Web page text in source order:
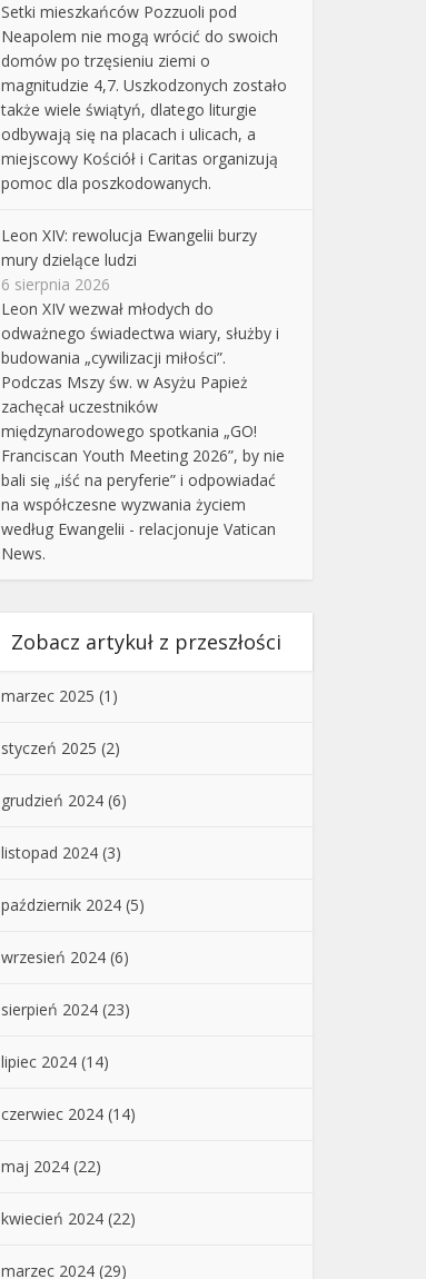
Setki mieszkańców Pozzuoli pod
Neapolem nie mogą wrócić do swoich
domów po trzęsieniu ziemi o
magnitudzie 4,7. Uszkodzonych zostało
także wiele świątyń, dlatego liturgie
odbywają się na placach i ulicach, a
miejscowy Kościół i Caritas organizują
pomoc dla poszkodowanych.
Leon XIV: rewolucja Ewangelii burzy
mury dzielące ludzi
6 sierpnia 2026
Leon XIV wezwał młodych do
odważnego świadectwa wiary, służby i
budowania „cywilizacji miłości”.
Podczas Mszy św. w Asyżu Papież
zachęcał uczestników
międzynarodowego spotkania „GO!
Franciscan Youth Meeting 2026”, by nie
bali się „iść na peryferie” i odpowiadać
na współczesne wyzwania życiem
według Ewangelii - relacjonuje Vatican
News.
Zobacz artykuł z przeszłości
marzec 2025 (1)
styczeń 2025 (2)
grudzień 2024 (6)
listopad 2024 (3)
październik 2024 (5)
wrzesień 2024 (6)
sierpień 2024 (23)
lipiec 2024 (14)
czerwiec 2024 (14)
maj 2024 (22)
kwiecień 2024 (22)
marzec 2024 (29)